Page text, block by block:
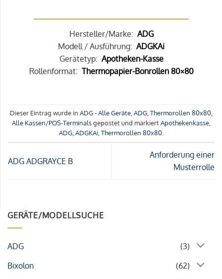
GERÄTE/MODELLSUCHE
ADG
(3)
Bixolon
(62)
Hersteller/Marke: ADG
Modell / Ausführung: ADGKAi
Gerätetyp: Apotheken-Kasse
Rollenformat: Thermopapier-Bonrollen 80×80
Dieser Eintrag wurde in ADG - Alle Geräte,ADG,Thermorollen 80x80,
Alle Kassen/POS-Terminalsgepostet und markiertApothekenkasse,
ADG,ADGKAi,Thermorollen 80x80.
ADG ADGRAYCE B
Anforderung einer
Musterrolle